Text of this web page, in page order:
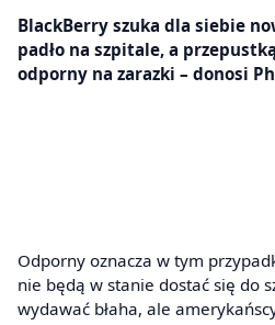
BlackBerry szuka dla siebie
padło na szpitale, a
odporny na zarazki – donosi
Odporny oznacza w tym
nie będą w stanie dostać się do
wydawać błaha, ale